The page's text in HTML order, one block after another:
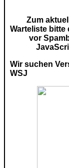
Zum
Warteliste bitte
vor
Wir suchen
WSJ